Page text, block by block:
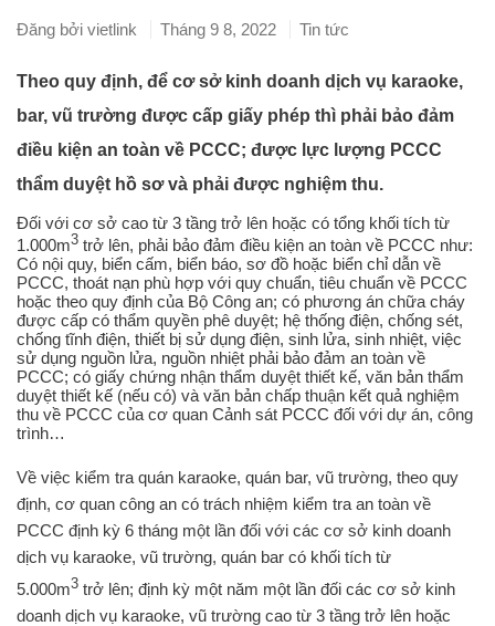
Đăng bởi vietlink Tháng 9 8, 2022 Tin tức
Theo quy định, để cơ sở kinh doanh dịch vụ karaoke,
bar, vũ trường được cấp giấy phép thì phải bảo đảm
điều kiện an toàn về PCCC; được lực lượng PCCC
thẩm duyệt hồ sơ và phải được nghiệm thu.
Đối với cơ sở cao từ 3 tầng trở lên hoặc có tổng khối tích từ
1.000m3 trở lên, phải bảo đảm điều kiện an toàn về PCCC như:
Có nội quy, biển cấm, biển báo, sơ đồ hoặc biển chỉ dẫn về
PCCC, thoát nạn phù hợp với quy chuẩn, tiêu chuẩn về PCCC
hoặc theo quy định của Bộ Công an; có phương án chữa cháy
được cấp có thẩm quyền phê duyệt; hệ thống điện, chống sét,
chống tĩnh điện, thiết bị sử dụng điện, sinh lửa, sinh nhiệt, việc
sử dụng nguồn lửa, nguồn nhiệt phải bảo đảm an toàn về
PCCC; có giấy chứng nhận thẩm duyệt thiết kế, văn bản thẩm
duyệt thiết kế (nếu có) và văn bản chấp thuận kết quả nghiệm
thu về PCCC của cơ quan Cảnh sát PCCC đối với dự án, công
trình…
Về việc kiểm tra quán karaoke, quán bar, vũ trường, theo quy
định, cơ quan công an có trách nhiệm kiểm tra an toàn về
PCCC định kỳ 6 tháng một lần đối với các cơ sở kinh doanh
dịch vụ karaoke, vũ trường, quán bar có khối tích từ
5.000m3 trở lên; định kỳ một năm một lần đối các cơ sở kinh
doanh dịch vụ karaoke, vũ trường cao từ 3 tầng trở lên hoặc